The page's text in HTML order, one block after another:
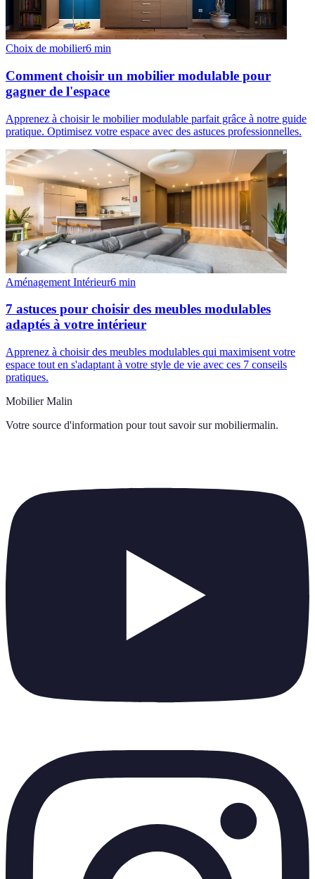
Choix de mobilier6 min
Comment choisir un mobilier modulable pour
gagner de l'espace
Apprenez à choisir le mobilier modulable parfait grâce à notre guide
pratique. Optimisez votre espace avec des astuces professionnelles.
Aménagement Intérieur6 min
7 astuces pour choisir des meubles modulables
adaptés à votre intérieur
Apprenez à choisir des meubles modulables qui maximisent votre
espace tout en s'adaptant à votre style de vie avec ces 7 conseils
pratiques.
Mobilier Malin
Votre source d'information pour tout savoir sur mobiliermalin.